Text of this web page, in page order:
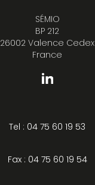
SÉMIO
BP 212
26002 Valence Cedex
France
Tel : 04 75 60 19 53
Fax : 04 75 60 19 54